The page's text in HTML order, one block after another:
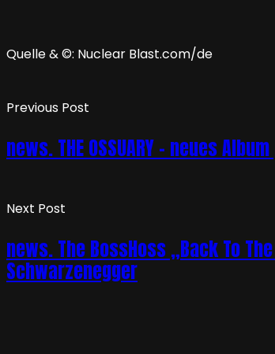
Quelle & ©: Nuclear Blast.com/de
Previous Post
news. THE OSSUARY – neues
Next Post
news. The BossHoss „Back To
Schwarzenegger